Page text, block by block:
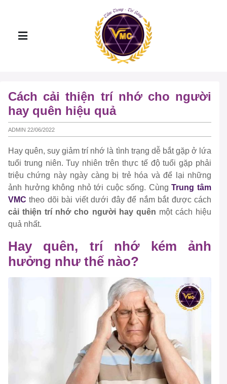
Cách cải thiện trí nhớ cho người
hay quên hiệu quả
ADMIN 22/06/2022
Hay quên, suy giảm trí nhớ là tình trạng dễ bắt gặp ở lứa
tuổi trung niên. Tuy nhiên trên thực tế độ tuổi gặp phải
triệu chứng này ngày càng bị trẻ hóa và để lại những
ảnh hưởng không nhỏ tới cuộc sống. CùngTrung tâm
VMC theo dõi bài viết dưới đây để nắm bắt được cách
cải thiện trí nhớ cho người hay quên một cách hiệu
quả nhất.
Hay quên, trí nhớ kém ảnh
hưởng như thế nào?